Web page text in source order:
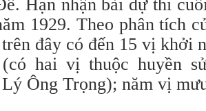
Hạn nhận bài dự thi
1929. Theo phân tích
trên đây có đến 15 vị khởi
hai vị thuộc huyền
Ông Trọng); năm vị